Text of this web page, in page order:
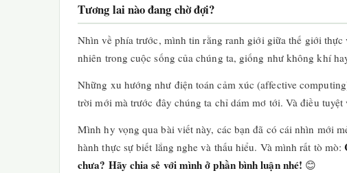
Tương lai nào đang chờ đợi?
Nhìn về phía trước, mình tin rằng ranh giới giữa thế giới
nhiên trong cuộc sống của chúng ta, giống như không khí
Những xu hướng như điện toán cảm xúc (affective
trời mới mà trước đây chúng ta chỉ dám mơ tới. Và điều
Mình hy vọng qua bài viết này, các bạn đã có cái nhìn mới
hành thực sự biết lắng nghe và thấu hiểu. Và mình rất tò mò:
chưa? Hãy chia sẻ với mình ở phần bình luận nhé! 😊